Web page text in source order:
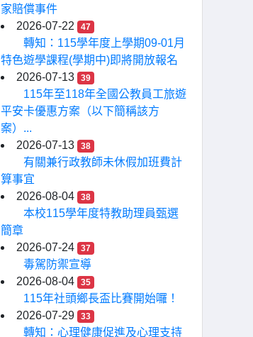
家賠償事件
2026-07-22
47
轉知：115學年度上學期09-01月
特色遊學課程(學期中)即將開放報名
2026-07-13
39
115年至118年全國公教員工旅遊
平安卡優惠方案（以下簡稱該方
案）...
2026-07-13
38
有關兼行政教師未休假加班費計
算事宜
2026-08-04
38
本校115學年度特教助理員甄選
簡章
2026-07-24
37
毒駕防禦宣導
2026-08-04
35
115年社頭鄉長盃比賽開始囉！
2026-07-29
33
轉知：心理健康促進及心理支持